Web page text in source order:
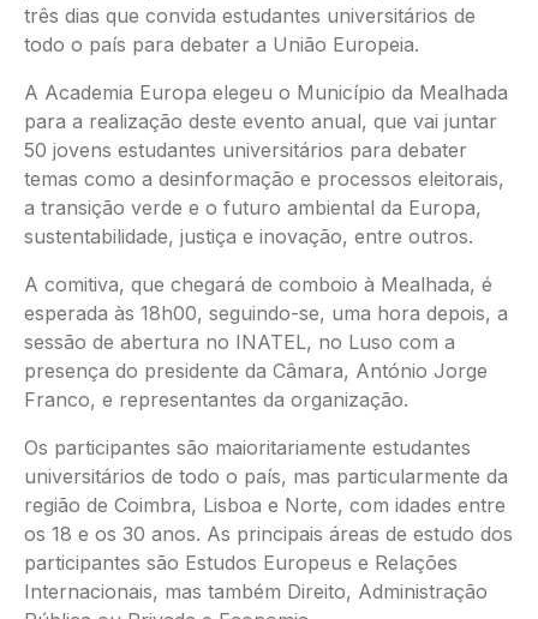
três dias que convida estudantes universitários de
todo o país para debater a União Europeia.
A Academia Europa elegeu o Município da Mealhada
para a realização deste evento anual, que vai juntar
50 jovens estudantes universitários para debater
temas como a desinformação e processos eleitorais,
a transição verde e o futuro ambiental da Europa,
sustentabilidade, justiça e inovação, entre outros.
A comitiva, que chegará de comboio à Mealhada, é
esperada às 18h00, seguindo-se, uma hora depois, a
sessão de abertura no INATEL, no Luso com a
presença do presidente da Câmara, António Jorge
Franco, e representantes da organização.
Os participantes são maioritariamente estudantes
universitários de todo o país, mas particularmente da
região de Coimbra, Lisboa e Norte, com idades entre
os 18 e os 30 anos. As principais áreas de estudo dos
participantes são Estudos Europeus e Relações
Internacionais, mas também Direito, Administração